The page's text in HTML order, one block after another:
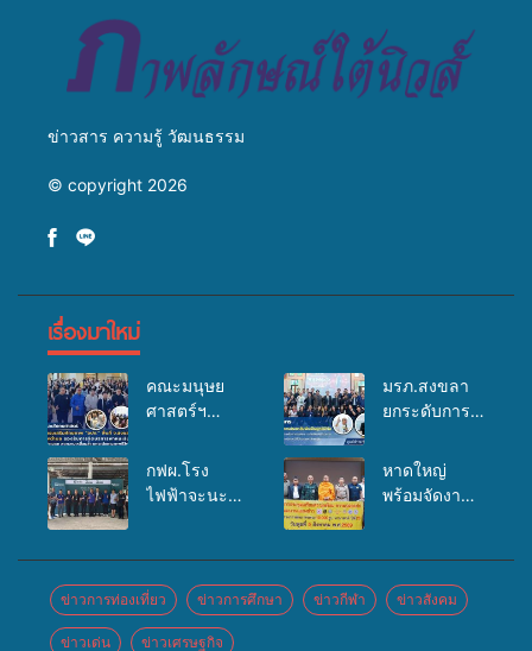
ข่าวสาร ความรู้ วัฒนธรรม
© copyright 2026
เรื่องมาใหม่
คณะมนุษย
ศาสตร์ฯ
จัดอบรมเสริม
ศักยภาพ
กองทุน
สุขภาพตำบล
รองรับการจัด
บริการพาหนะ
มรภ.สงขลา
ยกระดับการ
ในยุคดิจิทัล
เปิดเวทีเสริม
สื่อสารองค์กร
ระดมสมอง
วางแนวทาง
กฟผ.โรง
ไฟฟ้าจะนะ
พยาบาลศิคริ
นทร์ หาดใหญ่
จัดกิจกรรม
หาดใหญ่
พร้อมจัดงาน
นานาชาติ
เพื่อแม่…เพื่อ
ข่าวการท่องเที่ยว ข่าวการศึกษา ข่าวกีฬา ข่าวสังคม
ข่าวเด่น ข่าวเศรษฐกิจ